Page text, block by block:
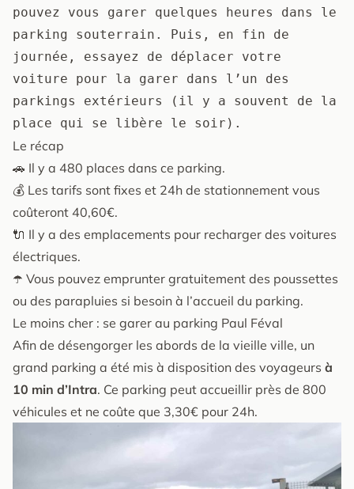
pouvez vous garer quelques heures dans le
parking souterrain. Puis, en fin de
journée, essayez de déplacer votre
voiture pour la garer dans l’un des
parkings extérieurs (il y a souvent de la
place qui se libère le soir).
Le récap
🚗 Il y a 480 places dans ce parking.
💰 Les tarifs sont fixes et 24h de stationnement vous
coûteront 40,60€.
🔌 Il y a des emplacements pour recharger des voitures
électriques.
☂️ Vous pouvez emprunter gratuitement des poussettes
ou des parapluies si besoin à l’accueil du parking.
Le moins cher : se garer au parking Paul Féval
Afin de désengorger les abords de la vieille ville, un
grand parking a été mis à disposition des voyageurs à
10 min d’Intra. Ce parking peut accueillir près de 800
véhicules et ne coûte que 3,30€ pour 24h.